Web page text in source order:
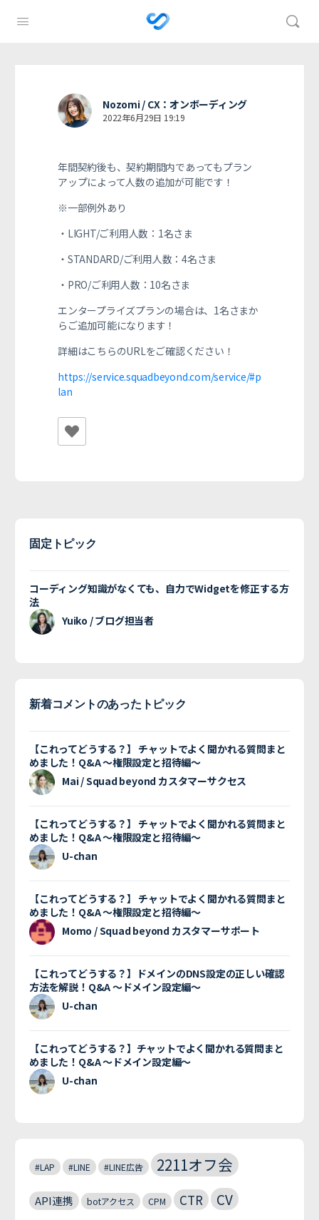
Nozomi / CX：オンボーディング
2022年6月29日 19:19
年間契約後も、契約期間内であってもプラン
アップによって人数の追加が可能です！
※一部例外あり
・LIGHT/ご利用人数：1名さま
・STANDARD/ご利用人数：4名さま
・PRO/ご利用人数：10名さま
エンタープライズプランの場合は、1名さまか
らご追加可能になります！
詳細はこちらのURLをご確認ください！
https://service.squadbeyond.com/service/#p
lan
固定トピック
コーディング知識がなくても、自力でWidgetを修正する方
法
Yuiko / ブログ担当者
新着コメントのあったトピック
【これってどうする？】 チャットでよく聞かれる質問まと
めました！Q&A 〜権限設定と招待編〜
Mai / Squad beyond カスタマーサクセス
【これってどうする？】 チャットでよく聞かれる質問まと
めました！Q&A 〜権限設定と招待編〜
U-chan
【これってどうする？】 チャットでよく聞かれる質問まと
めました！Q&A 〜権限設定と招待編〜
Momo / Squad beyond カスタマーサポート
【これってどうする？】ドメインのDNS設定の正しい確認
方法を解説！Q&A 〜ドメイン設定編〜
U-chan
【これってどうする？】チャットでよく聞かれる質問まと
めました！Q&A 〜ドメイン設定編〜
U-chan
#LAP #LINE #LINE広告 2211オフ会
API連携 botアクセス CPM CTR CV